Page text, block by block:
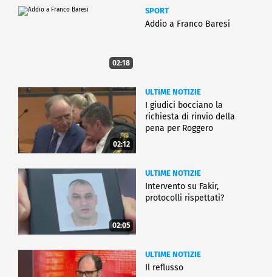
02:18
SPORT
Addio a Franco Baresi
02:12
ULTIME NOTIZIE
I giudici bocciano la
richiesta di rinvio della
pena per Roggero
02:05
ULTIME NOTIZIE
Intervento su Fakir,
protocolli rispettati?
ULTIME NOTIZIE
Il reflusso